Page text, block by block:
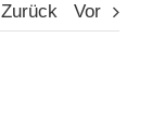
Zurück Vor